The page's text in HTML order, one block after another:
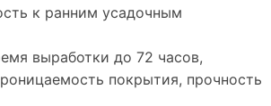
к ранним усадочным
выработки до 72 часов,
покрытия, прочность